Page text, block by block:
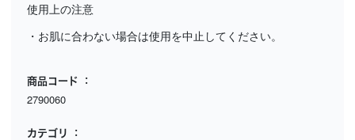
使用上の注意
・お肌に合わない場合は使用を中止してください。
商品コード
2790060
カテゴリ